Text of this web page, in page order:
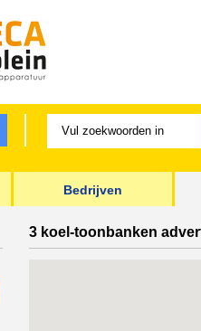
Bedrijven
3 koel-toonbanken